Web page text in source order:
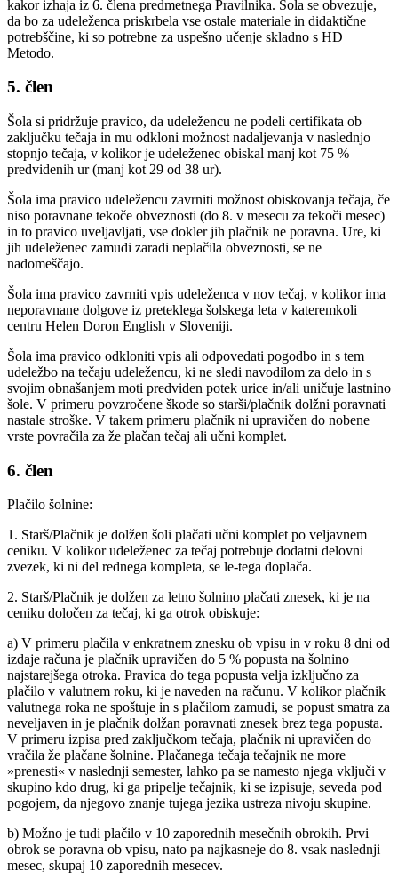
kakor izhaja iz 6. člena predmetnega Pravilnika. Šola se obvezuje,
da bo za udeleženca priskrbela vse ostale materiale in didaktične
potrebščine, ki so potrebne za uspešno učenje skladno s HD
Metodo.
5. člen
Šola si pridržuje pravico, da udeležencu ne podeli certifikata ob
zaključku tečaja in mu odkloni možnost nadaljevanja v naslednjo
stopnjo tečaja, v kolikor je udeleženec obiskal manj kot 75 %
predvidenih ur (manj kot 29 od 38 ur).
Šola ima pravico udeležencu zavrniti možnost obiskovanja tečaja, če
niso poravnane tekoče obveznosti (do 8. v mesecu za tekoči mesec)
in to pravico uveljavljati, vse dokler jih plačnik ne poravna. Ure, ki
jih udeleženec zamudi zaradi neplačila obveznosti, se ne
nadomeščajo.
Šola ima pravico zavrniti vpis udeleženca v nov tečaj, v kolikor ima
neporavnane dolgove iz preteklega šolskega leta v kateremkoli
centru Helen Doron English v Sloveniji.
Šola ima pravico odkloniti vpis ali odpovedati pogodbo in s tem
udeležbo na tečaju udeležencu, ki ne sledi navodilom za delo in s
svojim obnašanjem moti predviden potek urice in/ali uničuje lastnino
šole. V primeru povzročene škode so starši/plačnik dolžni poravnati
nastale stroške. V takem primeru plačnik ni upravičen do nobene
vrste povračila za že plačan tečaj ali učni komplet.
6. člen
Plačilo šolnine:
1. Starš/Plačnik je dolžen šoli plačati učni komplet po veljavnem
ceniku. V kolikor udeleženec za tečaj potrebuje dodatni delovni
zvezek, ki ni del rednega kompleta, se le-tega doplača.
2. Starš/Plačnik je dolžen za letno šolnino plačati znesek, ki je na
ceniku določen za tečaj, ki ga otrok obiskuje:
a) V primeru plačila v enkratnem znesku ob vpisu in v roku 8 dni od
izdaje računa je plačnik upravičen do 5 % popusta na šolnino
najstarejšega otroka. Pravica do tega popusta velja izključno za
plačilo v valutnem roku, ki je naveden na računu. V kolikor plačnik
valutnega roka ne spoštuje in s plačilom zamudi, se popust smatra za
neveljaven in je plačnik dolžan poravnati znesek brez tega popusta.
V primeru izpisa pred zaključkom tečaja, plačnik ni upravičen do
vračila že plačane šolnine. Plačanega tečaja tečajnik ne more
»prenesti« v naslednji semester, lahko pa se namesto njega vključi v
skupino kdo drug, ki ga pripelje tečajnik, ki se izpisuje, seveda pod
pogojem, da njegovo znanje tujega jezika ustreza nivoju skupine.
b) Možno je tudi plačilo v 10 zaporednih mesečnih obrokih. Prvi
obrok se poravna ob vpisu, nato pa najkasneje do 8. vsak naslednji
mesec, skupaj 10 zaporednih mesecev.